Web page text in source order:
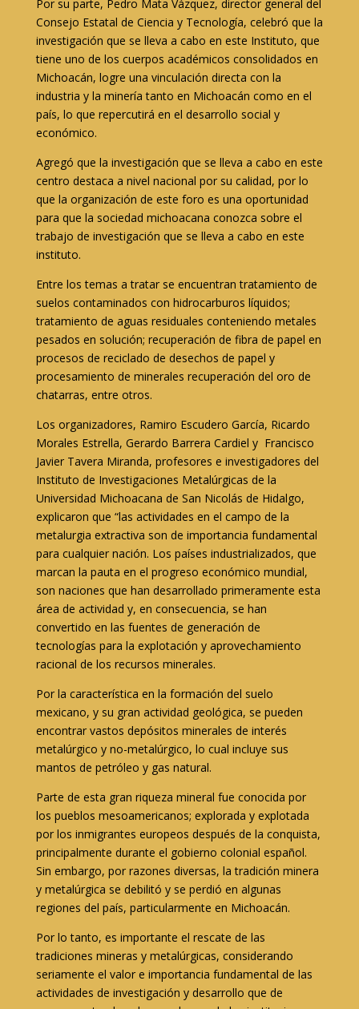
Por su parte, Pedro Mata Vázquez, director general del
Consejo Estatal de Ciencia y Tecnología, celebró que la
investigación que se lleva a cabo en este Instituto, que
tiene uno de los cuerpos académicos consolidados en
Michoacán, logre una vinculación directa con la
industria y la minería tanto en Michoacán como en el
país, lo que repercutirá en el desarrollo social y
económico.
Agregó que la investigación que se lleva a cabo en este
centro destaca a nivel nacional por su calidad, por lo
que la organización de este foro es una oportunidad
para que la sociedad michoacana conozca sobre el
trabajo de investigación que se lleva a cabo en este
instituto.
Entre los temas a tratar se encuentran tratamiento de
suelos contaminados con hidrocarburos líquidos;
tratamiento de aguas residuales conteniendo metales
pesados en solución; recuperación de fibra de papel en
procesos de reciclado de desechos de papel y
procesamiento de minerales recuperación del oro de
chatarras, entre otros.
Los organizadores, Ramiro Escudero García, Ricardo
Morales Estrella, Gerardo Barrera Cardiel y Francisco
Javier Tavera Miranda, profesores e investigadores del
Instituto de Investigaciones Metalúrgicas de la
Universidad Michoacana de San Nicolás de Hidalgo,
explicaron que “las actividades en el campo de la
metalurgia extractiva son de importancia fundamental
para cualquier nación. Los países industrializados, que
marcan la pauta en el progreso económico mundial,
son naciones que han desarrollado primeramente esta
área de actividad y, en consecuencia, se han
convertido en las fuentes de generación de
tecnologías para la explotación y aprovechamiento
racional de los recursos minerales.
Por la característica en la formación del suelo
mexicano, y su gran actividad geológica, se pueden
encontrar vastos depósitos minerales de interés
metalúrgico y no-metalúrgico, lo cual incluye sus
mantos de petróleo y gas natural.
Parte de esta gran riqueza mineral fue conocida por
los pueblos mesoamericanos; explorada y explotada
por los inmigrantes europeos después de la conquista,
principalmente durante el gobierno colonial español.
Sin embargo, por razones diversas, la tradición minera
y metalúrgica se debilitó y se perdió en algunas
regiones del país, particularmente en Michoacán.
Por lo tanto, es importante el rescate de las
tradiciones mineras y metalúrgicas, considerando
seriamente el valor e importancia fundamental de las
actividades de investigación y desarrollo que de